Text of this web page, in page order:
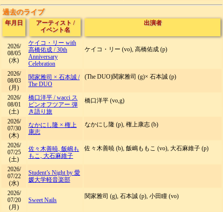
過去のライブ
年月日 アーティスト /
イベント名
出演者
2026/
08/05
(水)
ケイコ・リー with
高橋佑成 /30th
Anniversary
Celebration
ケイコ・リー (vo), 高橋佑成 (p)
2026/
08/03
(月)
関家雅司 × 石本誠 /
The DUO
(The DUO)関家雅司 (g)× 石本誠 (p)
2026/
08/01
(土)
橋口洋平 /wacci ス
ピンオフツアー 弾
き語り旅
橋口洋平 (vo,g)
2026/
07/30
(木)
なかにし隆 × 権上
康志
なかにし隆 (p), 権上康志 (b)
2026/
07/25
(土)
佐々木善暁, 飯嶋も
もこ, 大石麻維子
佐々木善暁 (b), 飯嶋ももこ (vo), 大石麻維子 (p)
2026/
07/22
(水)
Student’s Night by 愛
媛大学軽音楽部
2026/
07/20
(月)
Sweet Nails
関家雅司 (g), 石本誠 (p), 小田瞳 (vo)